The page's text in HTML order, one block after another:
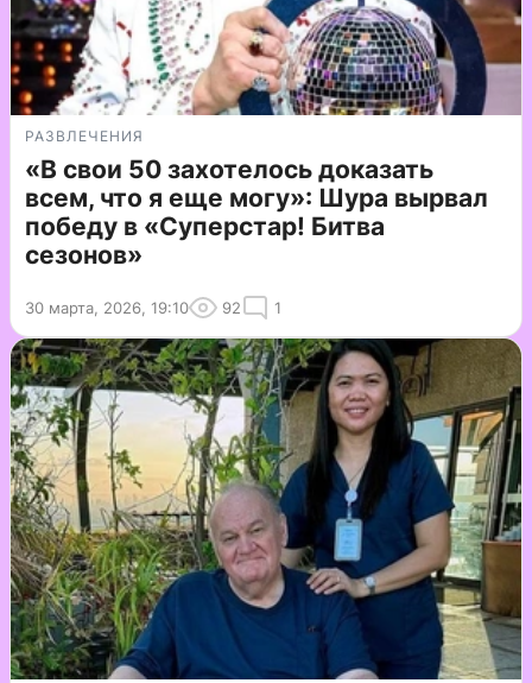
РАЗВЛЕЧЕНИЯ
«В свои 50 захотелось доказать
всем, что я еще могу»: Шура вырвал
победу в «Суперстар! Битва
сезонов»
30 марта, 2026, 19:10 92 1